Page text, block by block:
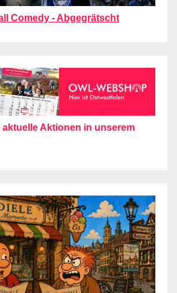
Comedy - Abgegrätscht
aktuelle Aktionen in unserem